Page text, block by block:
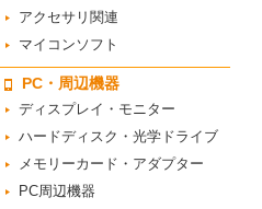
アクセサリ関連
マイコンソフト
PC・周辺機器
ディスプレイ・モニター
ハードディスク・光学ドライブ
メモリーカード・アダプター
PC周辺機器